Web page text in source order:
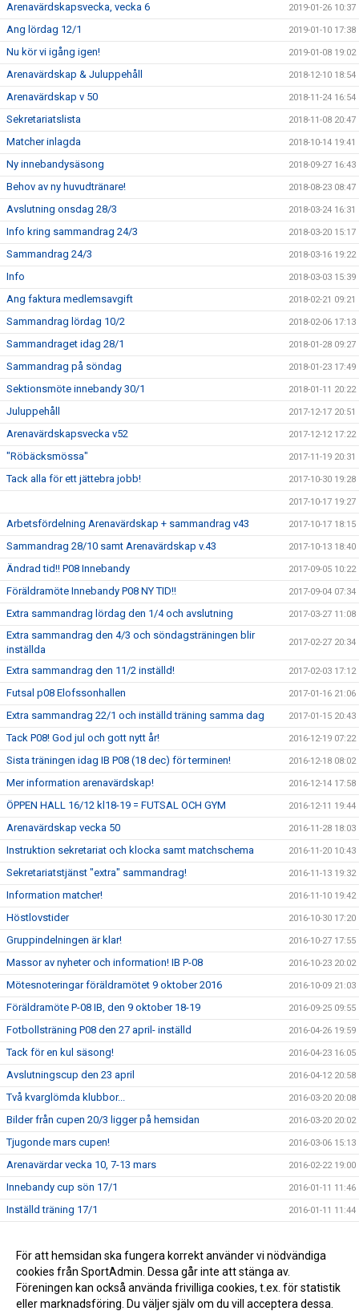
Arenavärdskapsvecka, vecka 6 2019-01-26 10:37
Ang lördag 12/1 2019-01-10 17:38
Nu kör vi igång igen! 2019-01-08 19:02
Arenavärdskap & Juluppehåll 2018-12-10 18:54
Arenavärdskap v 50 2018-11-24 16:54
Sekretariatslista 2018-11-08 20:47
Matcher inlagda 2018-10-14 19:41
Ny innebandysäsong 2018-09-27 16:43
Behov av ny huvudtränare! 2018-08-23 08:47
Avslutning onsdag 28/3 2018-03-24 16:31
Info kring sammandrag 24/3 2018-03-20 15:17
Sammandrag 24/3 2018-03-16 19:22
Info 2018-03-03 15:39
Ang faktura medlemsavgift 2018-02-21 09:21
Sammandrag lördag 10/2 2018-02-06 17:13
Sammandraget idag 28/1 2018-01-28 09:27
Sammandrag på söndag 2018-01-23 17:49
Sektionsmöte innebandy 30/1 2018-01-11 20:22
Juluppehåll 2017-12-17 20:51
Arenavärdskapsvecka v52 2017-12-12 17:22
"Röbäcksmössa" 2017-11-19 20:31
Tack alla för ett jättebra jobb! 2017-10-30 19:28
2017-10-17 19:27
Arbetsfördelning Arenavärdskap + sammandrag v43 2017-10-17 18:15
Sammandrag 28/10 samt Arenavärdskap v.43 2017-10-13 18:40
Ändrad tid!! P08 Innebandy 2017-09-05 10:22
Föräldramöte Innebandy P08 NY TID!! 2017-09-04 07:34
Extra sammandrag lördag den 1/4 och avslutning 2017-03-27 11:08
Extra sammandrag den 4/3 och söndagsträningen blir
inställda
2017-02-27 20:34
Extra sammandrag den 11/2 inställd! 2017-02-03 17:12
Futsal p08 Elofssonhallen 2017-01-16 21:06
Extra sammandrag 22/1 och inställd träning samma dag 2017-01-15 20:43
Tack P08! God jul och gott nytt år! 2016-12-19 07:22
Sista träningen idag IB P08 (18 dec) för terminen! 2016-12-18 08:02
Mer information arenavärdskap! 2016-12-14 17:58
ÖPPEN HALL 16/12 kl18-19 = FUTSAL OCH GYM 2016-12-11 19:44
Arenavärdskap vecka 50 2016-11-28 18:03
Instruktion sekretariat och klocka samt matchschema 2016-11-20 10:43
Sekretariatstjänst "extra" sammandrag! 2016-11-13 19:32
Information matcher! 2016-11-10 19:42
Höstlovstider 2016-10-30 17:20
Gruppindelningen är klar! 2016-10-27 17:55
Massor av nyheter och information! IB P-08 2016-10-23 20:02
Mötesnoteringar föräldramötet 9 oktober 2016 2016-10-09 21:03
Föräldramöte P-08 IB, den 9 oktober 18-19 2016-09-25 09:55
Fotbollsträning P08 den 27 april- inställd 2016-04-26 19:59
Tack för en kul säsong! 2016-04-23 16:05
Avslutningscup den 23 april 2016-04-12 20:58
Två kvarglömda klubbor... 2016-03-20 20:08
Bilder från cupen 20/3 ligger på hemsidan 2016-03-20 20:02
Tjugonde mars cupen! 2016-03-06 15:13
Arenavärdar vecka 10, 7-13 mars 2016-02-22 19:00
Innebandy cup sön 17/1 2016-01-11 11:46
Inställd träning 17/1 2016-01-11 11:44
Innebandystart P08, 4/10 kl 18-19 2015-09-23 19:08
Kontaktuppgifter 2014-12-17 18:27
För att hemsidan ska fungera korrekt använder vi nödvändiga
cookies från SportAdmin. Dessa går inte att stänga av.
Föreningen kan också använda frivilliga cookies, t.ex. för statistik
eller marknadsföring. Du väljer själv om du vill acceptera dessa.